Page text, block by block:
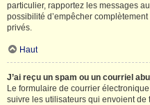
particulier, rapportez les messages
possibilité d’empêcher
privés.
Haut
J’ai reçu un spam ou un courriel
Le formulaire de courrier
suivre les utilisateurs qui envoient de